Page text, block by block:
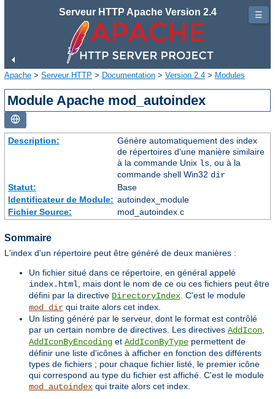
Serveur HTTP Apache Version 2.4
Apache > Serveur HTTP > Documentation > Version 2.4 > Modules
Module Apache mod_autoindex
Description:
Génère automatiquement des index
de répertoires d'une manière similaire
à la commande Unix ls, ou à la
commande shell Win32 dir
Statut:
Base
Identificateur de Module: autoindex_module
Fichier Source:
mod_autoindex.c
Sommaire
L'index d'un répertoire peut être généré de deux manières :
Un fichier situé dans ce répertoire, en général appelé
index.html , mais dont le nom de ce ou ces fichiers peut être
défini par la directive DirectoryIndex . C'est le module
mod_dir qui traite alors cet index.
Un listing généré par le serveur, dont le format est contrôlé
par un certain nombre de directives. Les directives AddIcon
AddIconByEncoding et AddIconByType permettent de
définir une liste d'icônes à afficher en fonction des différents
types de fichiers ; pour chaque fichier listé, le premier icône
qui correspond au type du fichier est affiché. C'est le module
mod_autoindex qui traite alors cet index.
☰